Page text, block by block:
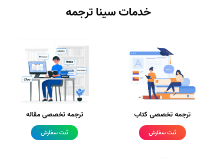
خدمات سینا ترجمه
ترجمه تخصصی کتاب
ثبت سفارش
ترجمه تخصصی مقاله
ثبت سفارش